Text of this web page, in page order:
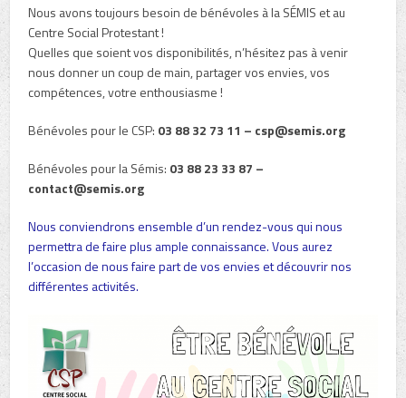
Nous avons toujours besoin de bénévoles à la SÉMIS et au
Centre Social Protestant !
Quelles que soient vos disponibilités, n’hésitez pas à venir
nous donner un coup de main, partager vos envies, vos
compétences, votre enthousiasme !
Bénévoles pour le CSP: 03 88 32 73 11 – csp@semis.org
Bénévoles pour la Sémis: 03 88 23 33 87 –
contact@semis.org
Nous conviendrons ensemble d’un rendez-vous qui nous
permettra de faire plus ample connaissance. Vous aurez
l’occasion de nous faire part de vos envies et découvrir nos
différentes activités.